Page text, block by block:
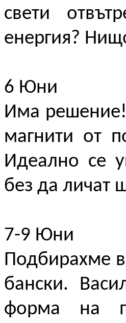
свети
енергия?
6 Юни
Има решение!
магнити от
Идеално се
без да личат
7-9 Юни
Подбирахме
бански.
форма на